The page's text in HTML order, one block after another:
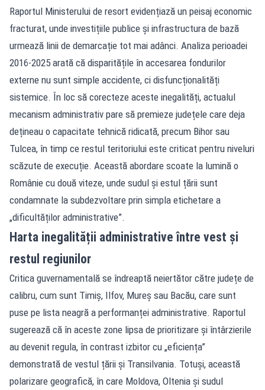
Raportul Ministerului de resort evidențiază un peisaj economic
fracturat, unde investițiile publice și infrastructura de bază
urmează linii de demarcație tot mai adânci. Analiza perioadei
2016-2025 arată că disparitățile în accesarea fondurilor
externe nu sunt simple accidente, ci disfuncționalități
sistemice. În loc să corecteze aceste inegalități, actualul
mecanism administrativ pare să premieze județele care deja
dețineau o capacitate tehnică ridicată, precum Bihor sau
Tulcea, în timp ce restul teritoriului este criticat pentru niveluri
scăzute de execuție. Această abordare scoate la lumină o
Românie cu două viteze, unde sudul și estul țării sunt
condamnate la subdezvoltare prin simpla etichetare a
„dificultăților administrative”.
Harta inegalității administrative între vest și
restul regiunilor
Critica guvernamentală se îndreaptă neiertător către județe de
calibru, cum sunt Timiș, Ilfov, Mureș sau Bacău, care sunt
puse pe lista neagră a performanței administrative. Raportul
sugerează că în aceste zone lipsa de prioritizare și întârzierile
au devenit regula, în contrast izbitor cu „eficiența”
demonstrată de vestul țării și Transilvania. Totuși, această
polarizare geografică, în care Moldova, Oltenia și sudul